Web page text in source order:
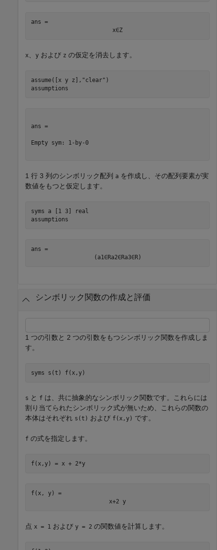
ans =
x∈Z
x y および z の仮定を消去します。
assume([x y z], "clear" )
assumptions
ans =
Empty sym: 1-by-0
1 行 3 列のシンボリック配列 a を作成し、その配列要素が実
数値をもつと仮定します。
syms a [1 3]
real
assumptions
ans =
( a1 ∈Ra2∈Ra3∈R)
シンボリック関数の作成と評価
1 つの引数と 2 つの引数をもつシンボリック関数を作成しま
す。
syms s(t) f(x,y)
s と f は、共に抽象的なシンボリック関数です。これらには
割り当てられたシンボリック式が無いため、これらの関数の
本体はそれぞれ s(t) および f(x,y) です。
f の式を指定します。
f(x,y) = x + 2*y
f(x, y) =
x+2 y
点 x = 1 および y = 2 の関数値を計算します。